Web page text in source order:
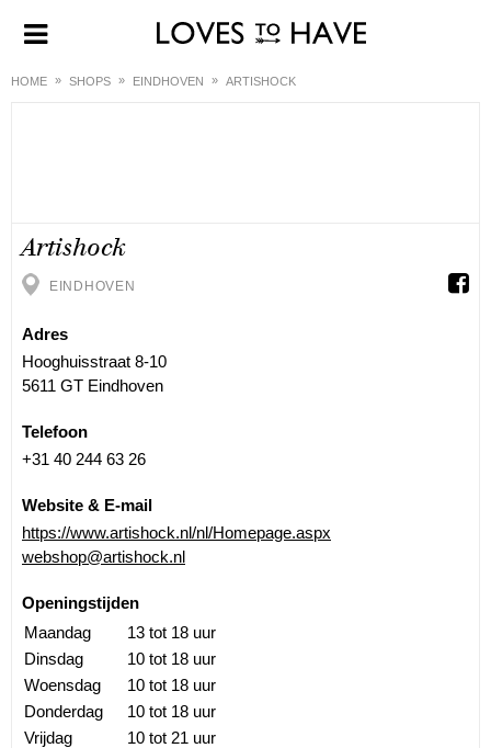
HOME SHOPS EINDHOVEN ARTISHOCK
Artishock
EINDHOVEN
Adres
Hooghuisstraat 8-10
5611 GT Eindhoven
Telefoon
+31 40 244 63 26
Website & E-mail
https://www.artishock.nl/nl/Homepage.aspx
webshop@artishock.nl
Openingstijden
Maandag
13 tot 18 uur
Dinsdag
10 tot 18 uur
Woensdag
10 tot 18 uur
Donderdag
10 tot 18 uur
Vrijdag
10 tot 21 uur